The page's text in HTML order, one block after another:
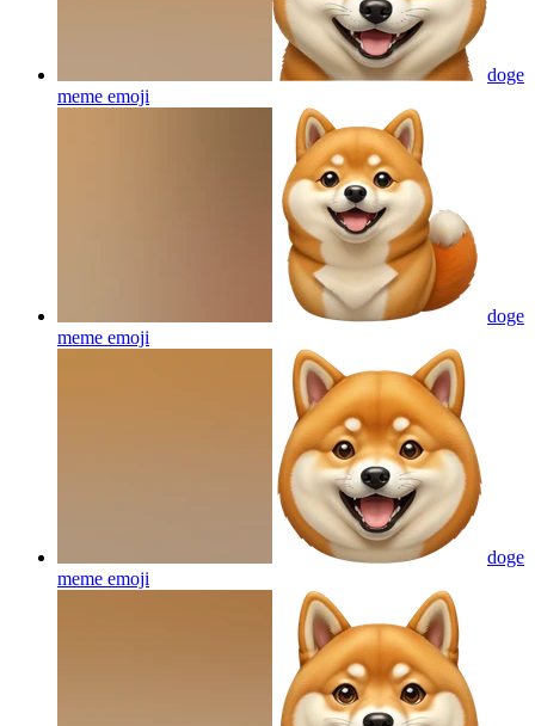
doge
meme emoji
doge
meme emoji
doge
meme emoji